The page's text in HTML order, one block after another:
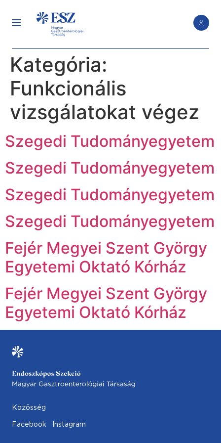
Kategória:
Funkcionális
vizsgálatokat végez
Szegedi Tudományegyetem
Szegedi Tudományegyetem
Szegedi Tudományegyetem
Szegedi Tudományegyetem
Fejér Megyei Szent György
Egyetemi Oktató Kórház
Fejér Megyei Szent György
Egyetemi Oktató Kórház
Közösség
Facebook Instagram